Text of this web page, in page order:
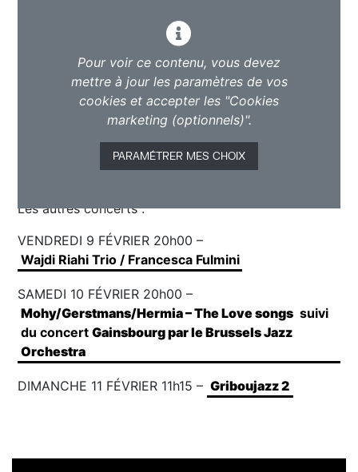
Pour voir ce contenu, vous devez
mettre à jour les paramètres de vos
cookies et accepter les "Cookies
marketing (optionnels)".
PARAMÉTRER MES CHOIX
Les autres concerts :
VENDREDI 9 FÉVRIER 20h00 –
Wajdi Riahi Trio / Francesca Fulmini
SAMEDI 10 FÉVRIER 20h00 –
Mohy/Gerstmans/Hermia – The Love songs suivi
du concert Gainsbourg par le Brussels Jazz
Orchestra
DIMANCHE 11 FÉVRIER 11h15 – Griboujazz 2